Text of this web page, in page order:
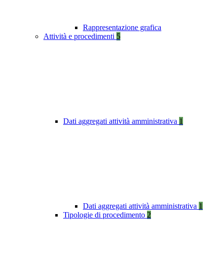
Rappresentazione grafica
Attività e procedimenti 5
Dati aggregati attività amministrativa 1
Dati aggregati attività amministrativa 1
Tipologie di procedimento 2